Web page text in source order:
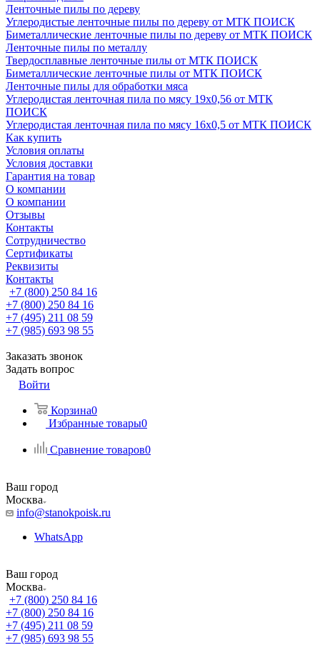
Ленточные пилы по дереву
Углеродистые ленточные пилы по дереву от МТК ПОИСК
Биметаллические ленточные пилы по дереву от МТК ПОИСК
Ленточные пилы по металлу
Твердосплавные ленточные пилы от МТК ПОИСК
Биметаллические ленточные пилы от МТК ПОИСК
Ленточные пилы для обработки мяса
Углеродистая ленточная пила по мясу 19х0,56 от МТК
ПОИСК
Углеродистая ленточная пила по мясу 16х0,5 от МТК ПОИСК
Как купить
Условия оплаты
Условия доставки
Гарантия на товар
О компании
О компании
Отзывы
Контакты
Сотрудничество
Сертификаты
Реквизиты
Контакты
+7 (800) 250 84 16
+7 (800) 250 84 16
+7 (495) 211 08 59
+7 (985) 693 98 55
Заказать звонок
Задать вопрос
Войти
Корзина0
Избранные товары0
Сравнение товаров0
Ваш город
Москва
info@stanokpoisk.ru
WhatsApp
Ваш город
Москва
+7 (800) 250 84 16
+7 (800) 250 84 16
+7 (495) 211 08 59
+7 (985) 693 98 55